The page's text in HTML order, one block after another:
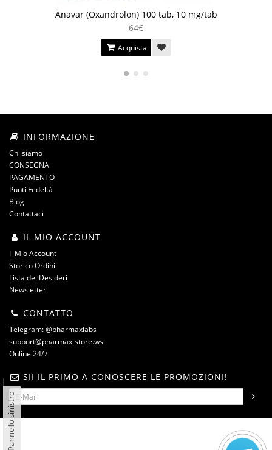
Anavar (Oxandrolon) 100 tab, 10 mg/tab
64€
Acquista
INFORMAZIONE
Chi siamo
CONSEGNA
PAGAMENTO
Punti Fedeltà
Blog
Contattaci
IL MIO ACCOUNT
Il Mio Account
Storico Ordini
Lista dei Desideri
Newsletter
CONTATTO
Telegram: @pharmaxlabs
support@pharmax-store.ws
Online 24/7
SII IL PRIMO A CONOSCERE LE PROMOZIONI!
Pannello sinistro